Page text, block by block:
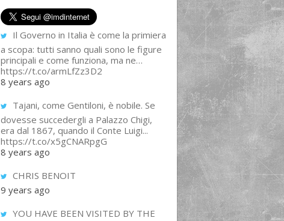
Il Governo in Italia è come la primiera
a scopa: tutti sanno quali sono le figure
principali e come funziona, ma ne…
https://t.co/armLfZz3D2
8 years ago
Tajani, come Gentiloni, è nobile. Se
dovesse succedergli a Palazzo Chigi,
era dal 1867, quando il Conte Luigi...
https://t.co/x5gCNARpgG
8 years ago
CHRIS BENOIT
9 years ago
YOU HAVE BEEN VISITED BY THE